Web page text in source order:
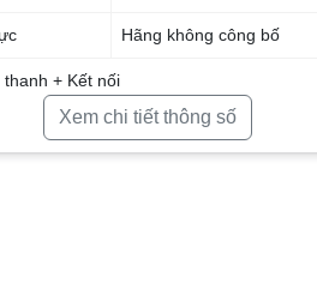
Hãng không công bố
+ Kết nối
10 W
Xem chi tiết thông số